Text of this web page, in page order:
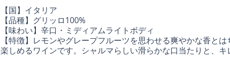
【国】イタリア
【品種】グリッロ100%
【味わい】辛口・ミディアムライトボディ
【特徴】レモンやグレープフルーツを思わせる爽やかな香と
楽しめるワインです。シャルマらしい滑らかな口当たりと、キ